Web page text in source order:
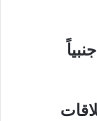
شرطة جبل أولياء تضبط 190 أجنبياً